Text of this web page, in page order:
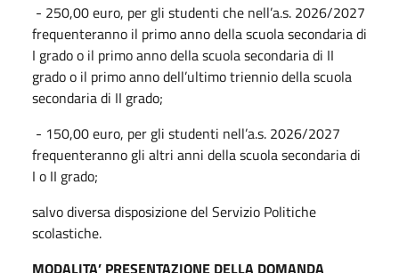
- 250,00 euro, per gli studenti che nell’a.s. 2026/2027
frequenteranno il primo anno della scuola secondaria di
I grado o il primo anno della scuola secondaria di II
grado o il primo anno dell’ultimo triennio della scuola
secondaria di II grado;
- 150,00 euro, per gli studenti nell’a.s. 2026/2027
frequenteranno gli altri anni della scuola secondaria di
I o II grado;
salvo diversa disposizione del Servizio Politiche
scolastiche.
MODALITA’ PRESENTAZIONE DELLA DOMANDA